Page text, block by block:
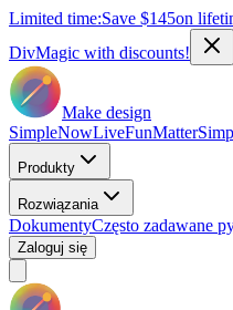
Limited time:Save $145on
DivMagic with discounts!
Make design
SimpleNowLiveFunMatter
Produkty
Rozwiązania
DokumentyCzęsto zadawane
Zaloguj się